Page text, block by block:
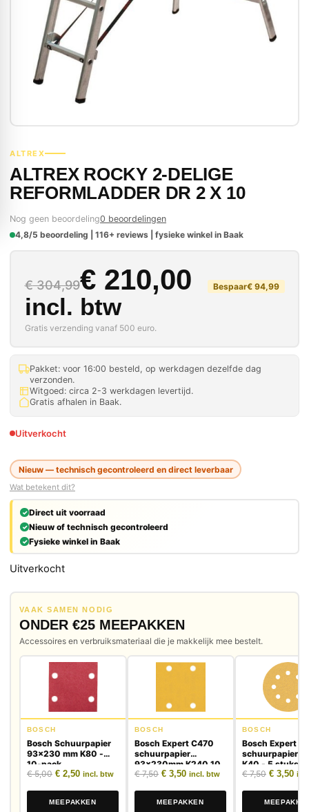
ALTREX
ALTREX ROCKY 2-DELIGE
REFORMLADDER DR 2 X 10
Nog geen beoordeling0 beoordelingen
4,8/5 beoordeling | 116+ reviews | fysieke winkel in Baak
€304,99
Oorspronkelijke
€210,00
Huidige prijs is: €
incl. btw
Bespaar€94,99
Gratis verzending vanaf 500 euro.
Pakket: voor 16:00 besteld, op werkdagen dezelfde dag
verzonden.
Witgoed: circa 2-3 werkdagen levertijd.
Gratis afhalen in Baak.
Uitverkocht
Nieuw — technisch gecontroleerd en direct leverbaar
Wat betekent dit?
Direct uit voorraad
Nieuw of technisch gecontroleerd
Fysieke winkel in Baak
Uitverkocht
VAAK SAMEN NODIG
ONDER €25 MEEPAKKEN
Accessoires en verbruiksmateriaal die je makkelijk mee bestelt.
BOSCH
Bosch Schuurpapier
93x230 mm K80 -
10-pack
€5,00 Oorspronkelijke prijs was: € 5,00.
€ 2,50Huidige prijs is: € 2,50.
incl. btw
MEEPAKKEN
BOSCH
Bosch Expert C470
schuurpapier
93x230mm K240 10
stuks
€7,50 Oorspronkelijke prijs was: € 7,50.
€ 3,50Huidige prijs is: € 3,50.
incl. btw
MEEPAKKEN
BOSCH
Bosch Expert
schuurpapier
K40 - 5 stuks
€7,50 € 3,50